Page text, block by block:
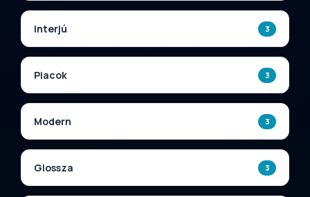
Interjú 3
Piacok 3
Modern 3
Glossza 3